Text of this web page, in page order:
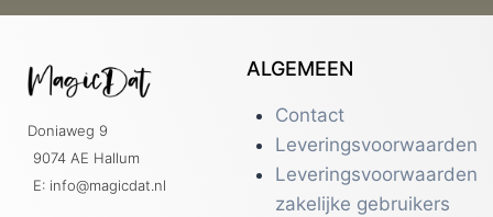
Doniaweg 9
9074 AE Hallum
E: info@magicdat.nl
ALGEMEEN
Contact
Leveringsvoorwaarden
Leveringsvoorwaarden
zakelijke gebruikers